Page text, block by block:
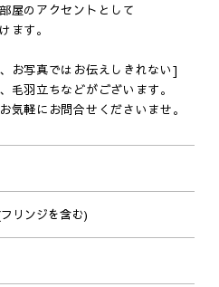
屋のアクセントとして
ます。
お写真ではお伝えしきれない]
毛羽立ちなどがございます。
気軽にお問合せくださいませ。
リンジを含む)